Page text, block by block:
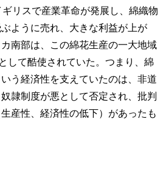
リスで産業革命が発展し、綿織物
ように売れ、大きな利益が上が
南部は、この綿花生産の一大地域
して酷使されていた。つまり、綿
う経済性を支えていたのは、非道
隷制度が悪として否定され、批判
産性、経済性の低下）があったも